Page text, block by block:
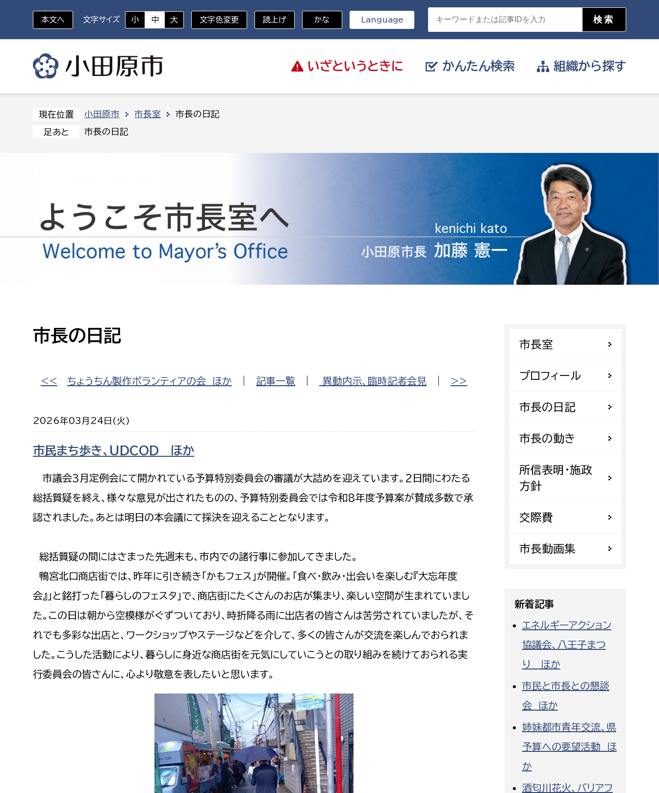
いざと いうときに
いざというときに
防災・ハザードマップ 避難場所 消防
かんたん検索
対象者を選択
小・中学生
高校生・大学生など
若者
障がい者
労働者
ペット
防災・安全
福祉・健康
環境・エネルギー
文化・生涯学習
行政経営
病院
届け出や申請をしたい
証明書がほしい
相談をしたい
支払いをしたい
働きたい
小田原のことを知りたい
イベント・講座などに参加したい
まちづくりに関わりたい
組織から探す
組織から探す
部に属さない室
デジタル推進課
市民税課
地域安全課
スポーツ課
環境保護課
福祉健康部
福祉政策課
高齢介護課
障がい福祉課
保険課
子ども政策課
保育課
農政課
水産海浜課
都市計画課
地域交通課
開発審査課
建設部
建設政策課
国県事業推進課
土木管理課
道水路整備課
みどり公園課
建築課
会計管理者
出納室
市立総合医療センター
患者サポートセンター
病院管理局：経営管理課
病院管理局：施設用度課
病院管理局：医事課
予防課
情報司令課
消防課
警防第1課
警防第2課
教育部
教育総務課
保健給食課
教育指導課
選挙管理委員会事務局
選挙管理委員会事務局
監査事務局
監査事務局
本文へ 文字サイズ 小 中 大 文字色変更 読上げ かな Language
現在位置 小田原市 市長室 市長の日記
足あと 市長の日記
市長の日記
<< ちょうちん製作ボランティアの会 ほか 記事一覧| 異動内示、臨時記者会見 >>
2026年03月24日(火)
市民まち歩き、UDCOD ほか
市議会3月定例会にて開かれている予算特別委員会の審議が大詰めを迎えています。2日間にわたる
総括質疑を終え、様々な意見が出されたものの、予算特別委員会では令和8年度予算案が賛成多数で承
認されました。あとは明日の本会議にて採決を迎えることとなります。
総括質疑の間にはさまった先週末も、市内での諸行事に参加してきました。
鴨宮北口商店街では、昨年に引き続き「かもフェス」が開催。「食べ・飲み・出会いを楽しむ『大忘年度
会』」と銘打った「暮らしのフェスタ」で、商店街にたくさんのお店が集まり、楽しい空間が生まれていまし
た。この日は朝から空模様がぐずついており、時折降る雨に出店者の皆さんは苦労されていましたが、そ
れでも多彩な出店と、ワークショップやステージなどを介して、多くの皆さんが交流を楽しんでおられま
した。こうした活動により、暮らしに身近な商店街を元気にしていこうとの取り組みを続けておられる実
行委員会の皆さんに、心より敬意を表したいと思います。
市長室
プロフィール
市長の日記
市長の動き
所信表明・施政
方針
交際費
市長動画集
新着記事
エネルギーアクション
協議会、八王子まつ
り ほか
市民と市長との懇談
会 ほか
姉妹都市青年交流、県
予算への要望活動 ほ
か
酒匂川花火、バリアフ